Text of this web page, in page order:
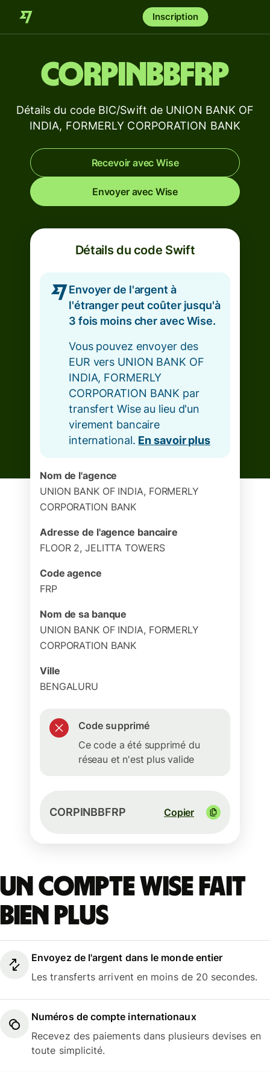
Inscription
CORPINBBFRP
Détails du code BIC/Swift de UNION BANK OF
INDIA, FORMERLY CORPORATION BANK
Recevoir avec Wise
Envoyer avec Wise
Détails du code Swift
Envoyer de l'argent à
l'étranger peut coûter jusqu'à
3 fois moins cher avec Wise.
Vous pouvez envoyer des
EUR vers UNION BANK OF
INDIA, FORMERLY
CORPORATION BANK par
transfert Wise au lieu d'un
virement bancaire
international. En savoir plus
Nom de l'agence
UNION BANK OF INDIA, FORMERLY
CORPORATION BANK
Adresse de l'agence bancaire
FLOOR 2, JELITTA TOWERS
Code agence
FRP
Nom de sa banque
UNION BANK OF INDIA, FORMERLY
CORPORATION BANK
Ville
BENGALURU
Code supprimé
Ce code a été supprimé du
réseau et n'est plus valide
CORPINBBFRP Copier
Un compte Wise fait
bien plus
Envoyez de l'argent dans le monde entier
Les transferts arrivent en moins de 20 secondes.
Numéros de compte internationaux
Recevez des paiements dans plusieurs devises en
toute simplicité.